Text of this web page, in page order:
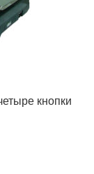
кнопки